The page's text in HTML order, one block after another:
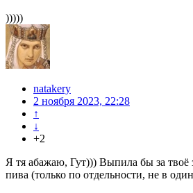
)))))
natakery
2 ноября 2023, 22:28
↑
↓
+2
Я тя абажаю, Гут))) Выпила бы за твоё
пива (только по отдельности, не в